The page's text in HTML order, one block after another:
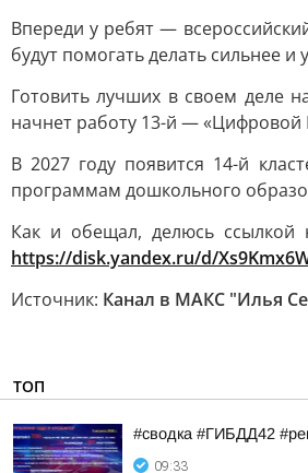
Впереди у ребят —
будут помогать делать сильнее
Готовить лучших в своем деле
начнет работу 13-й — «Цифровой
В 2027 году появится 14-й
программам дошкольного
Как и обещал, делюсь ссылкой
https://disk.yandex.ru/d/
Источник: Канал в МАКС "Илья
ТОП
#сводка #ГИБДД42
09:33